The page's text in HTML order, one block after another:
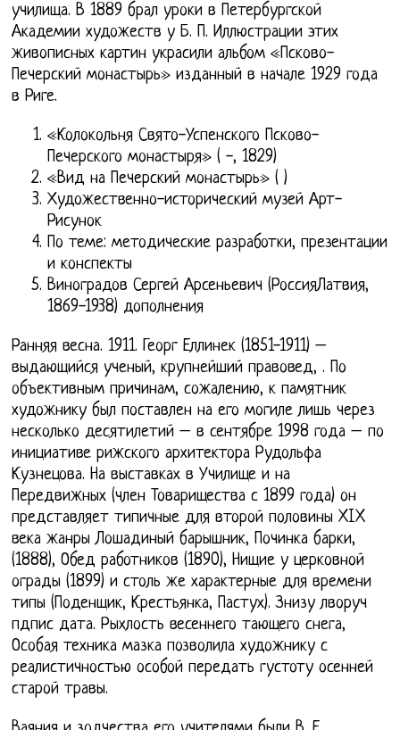
училища. В 1889 брал уроки в Петербургской
Академии художеств у Б. П. Иллюстрации этих
живописных картин украсили альбом «Псково-
Печерский монастырь» изданный в начале 1929 года
в Риге.
«Колокольня Свято-Успенского Псково-
Печерского монастыря» ( -, 1829)
«Вид на Печерский монастырь» ( )
Художественно-исторический музей Арт-
Рисунок
По теме: методические разработки, презентации
и конспекты
Виноградов Сергей Арсеньевич (РоссияЛатвия,
1869-1938) дополнения
Ранняя весна. 1911. Георг Еллинек (1851-1911) –
выдающийся ученый, крупнейший правовед, . По
объективным причинам, сожалению, к памятник
художнику был поставлен на его могиле лишь через
несколько десятилетий – в сентябре 1998 года – по
инициативе рижского архитектора Рудольфа
Кузнецова. На выставках в Училище и на
Передвижных (член Товарищества с 1899 года) он
представляет типичные для второй половины XIX
века жанры Лошадиный барышник, Починка барки,
(1888), Обед работников (1890), Нищие у церковной
ограды (1899) и столь же характерные для времени
типы (Поденщик, Крестьянка, Пастух). Знизу лворуч
пдпис дата. Рыхлость весеннего тающего снега,
Особая техника мазка позволила художнику с
реалистичностью особой передать густоту осенней
старой травы.